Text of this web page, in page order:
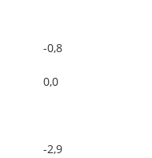
-0,8
0,0
-2,9